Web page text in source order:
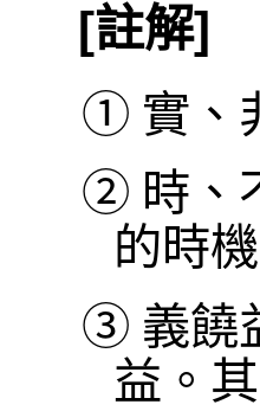
[註解]
① 實、
② 時、
的時機
③ 義饒
益。